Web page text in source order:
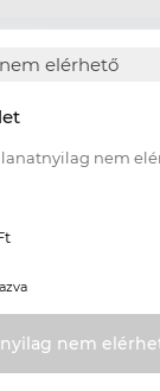
elérhető
nem
nem